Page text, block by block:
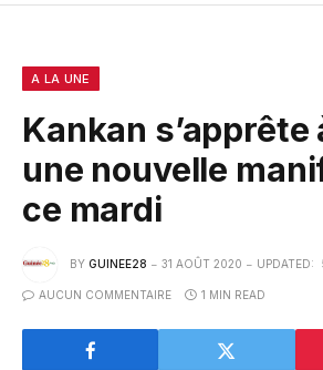
A LA UNE
Kankan s’apprête
une nouvelle
ce mardi
BY GUINEE28 31 AOÛT 2020 UPDATED:
AUCUN COMMENTAIRE 1 MIN READ